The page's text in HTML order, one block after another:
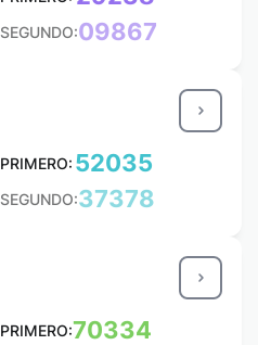
SEGUNDO:09867
PRIMERO: 52035
SEGUNDO:37378
PRIMERO:70334